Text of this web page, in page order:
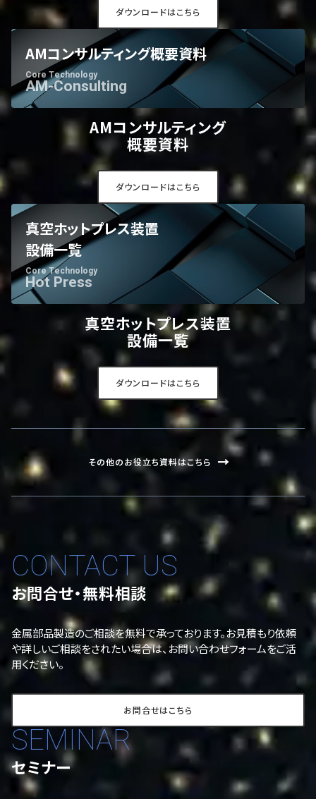
ダウンロードはこちら
AMコンサルティング概要資料
Core Technology
AM-Consulting
AMコンサルティング
概要資料
ダウンロードはこちら
真空ホットプレス装置
設備一覧
Core Technology
Hot Press
真空ホットプレス装置
設備一覧
ダウンロードはこちら
その他のお役立ち資料はこちら
CONTACT US
お問合せ・無料相談
金属部品製造のご相談を無料で承っております。お見積もり依頼
や詳しいご相談をされたい場合は、お問い合わせフォームをご活
用ください。
お問合せはこちら
SEMINAR
セミナー